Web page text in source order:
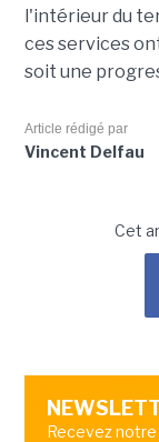
l'intérieur du
ces services
soit une
Article rédigé par
Vincent Delfau
Cet
Recevez